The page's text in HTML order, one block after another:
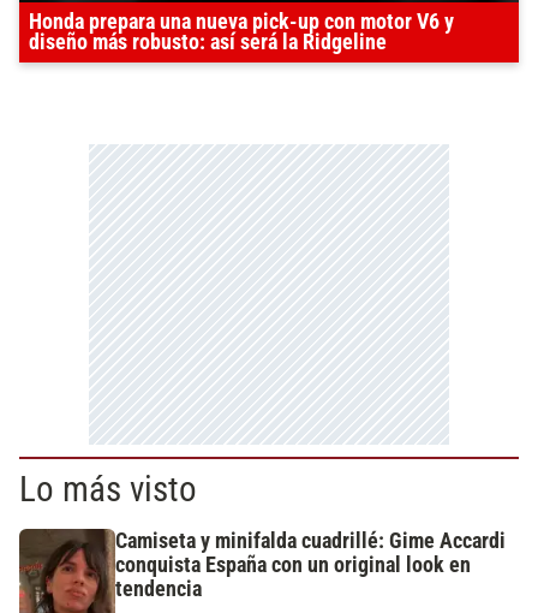
Honda prepara una nueva pick-up con motor V6 y
diseño más robusto: así será la Ridgeline
Lo más visto
Camiseta y minifalda cuadrillé: Gime Accardi
conquista España con un original look en
tendencia